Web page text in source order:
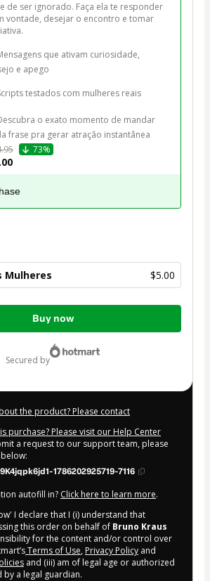
de ser ignorado. Faça ela te responder
vontade, desejar o encontro e tomar
que ativam curiosidade,
e apego
testados com mulheres reais
o exato momento de mandar
frase pra gerar atração instantânea
73%
Mulheres $5.00
Buy now
secured by
the product? Please contact
purchase? Please visit our Help Center
a request to our support team, please
1786202925719-7116
autofill in? Click here to learn more.
I declare that I (i) understand that
this order on behalf of Bruno Kraus
for the content and/or control over
Terms of Use, Privacy Policy and
and (iii) am of legal age or authorized
a legal guardian.